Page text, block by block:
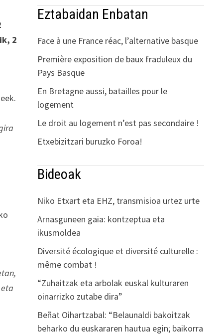
2
Eztabaidan Enbatan
Face à une France réac, l’alternative basque
Première exposition de baux fraduleux du
Pays Basque
En Bretagne aussi, batailles pour le
logement
Le droit au logement n’est pas secondaire !
Etxebizitzari buruzko Foroa!
Bideoak
Niko Etxart eta EHZ, transmisioa urtez urte
Arnasguneen gaia: kontzeptua eta
ikusmoldea
Diversité écologique et diversité culturelle :
même combat !
“Zuhaitzak eta arbolak euskal kulturaren
oinarrizko zutabe dira”
Beñat Oihartzabal: “Belaunaldi bakoitzak
beharko du euskararen hautua egin; baikorra